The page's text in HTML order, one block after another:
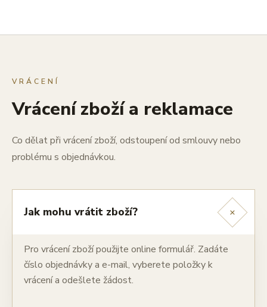
VRÁCENÍ
Vrácení zboží a reklamace
Co dělat při vrácení zboží, odstoupení od smlouvy nebo
problému s objednávkou.
Jak mohu vrátit zboží? +
Pro vrácení zboží použijte online formulář. Zadáte
číslo objednávky a e-mail, vyberete položky k
vrácení a odešlete žádost.